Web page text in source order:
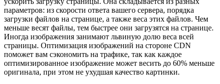
параметров: из скорости ответа вашего сервера, порядка
загрузки файлов на странице, а также веса этих файлов. Чем
меньше весят файлы, тем быстрее они загрузятся на странице.
Иногда изображения занимают львиную долю веса всей
страницы. Оптимизация изображений на стороне CDN
поможет вам сэкономить на трафике, так как каждое
оптимизированное изображение может весить до 60% меньше
оригинала, при этом не ухудшая качество картинки.